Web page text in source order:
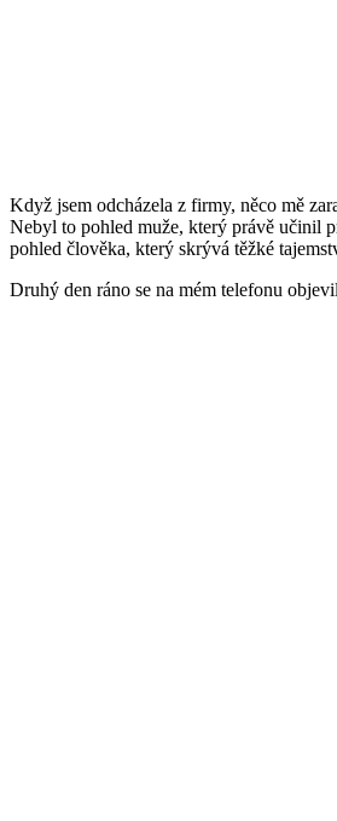
Když jsem odcházela z firmy, něco mě
Nebyl to pohled muže, který právě učinil
pohled člověka, který skrývá těžké
Druhý den ráno se na mém telefonu